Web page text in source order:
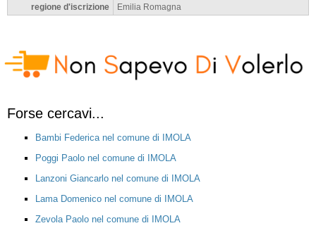
regione d'iscrizione
Emilia Romagna
Forse cercavi...
Bambi Federica nel comune di IMOLA
Poggi Paolo nel comune di IMOLA
Lanzoni Giancarlo nel comune di IMOLA
Lama Domenico nel comune di IMOLA
Zevola Paolo nel comune di IMOLA